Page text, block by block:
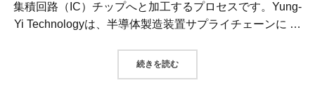
集積回路（IC）チップへと加工するプロセスです。Yung-
Yi Technologyは、半導体製造装置サプライチェーンに …
続きを読む“半導体製造は、高純度シリコンな